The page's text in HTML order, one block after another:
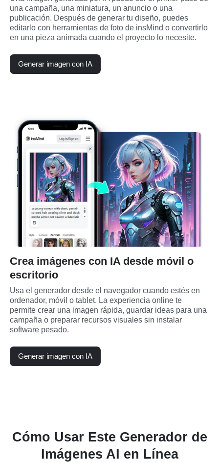
una campaña, una miniatura, un anuncio o una
publicación. Después de generar tu diseño, puedes
editarlo con herramientas de foto de insMind o convertirlo
en una pieza animada cuando el proyecto lo necesite.
Generar imagen con IA
Crea imágenes con IA desde móvil o
escritorio
Usa el generador desde el navegador cuando estés en
ordenador, móvil o tablet. La experiencia online te
permite crear una imagen rápida, guardar ideas para una
campaña o preparar recursos visuales sin instalar
software pesado.
Generar imagen con IA
Cómo Usar Este Generador de
Imágenes AI en Línea